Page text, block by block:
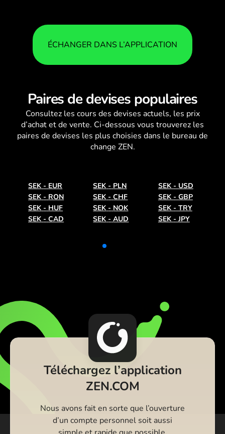
ÉCHANGER DANS L’APPLICATION
Paires de devises populaires
Consultez les cours des devises actuels, les prix
d’achat et de vente. Ci-dessous vous trouverez les
paires de devises les plus choisies dans le bureau de
change ZEN.
SEK - EUR SEK - PLN SEK - USD
SEK - RON SEK - CHF SEK - GBP
SEK - HUF SEK - NOK SEK - TRY
SEK - CAD SEK - AUD SEK - JPY
Téléchargez l’application
ZEN.COM
Nous avons fait en sorte que l’ouverture
d’un compte personnel soit aussi